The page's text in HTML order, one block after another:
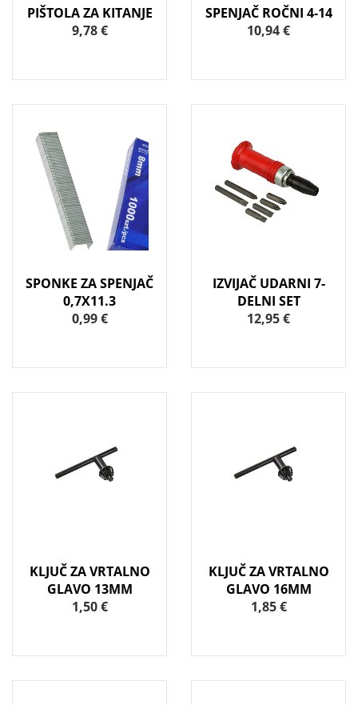
PIŠTOLA ZA KITANJE
9,78 €
SPENJAČ ROČNI 4-14
10,94 €
SPONKE ZA SPENJAČ
0,7X11.3
0,99 €
IZVIJAČ UDARNI 7-
DELNI SET
12,95 €
KLJUČ ZA VRTALNO
GLAVO 13MM
1,50 €
KLJUČ ZA VRTALNO
GLAVO 16MM
1,85 €